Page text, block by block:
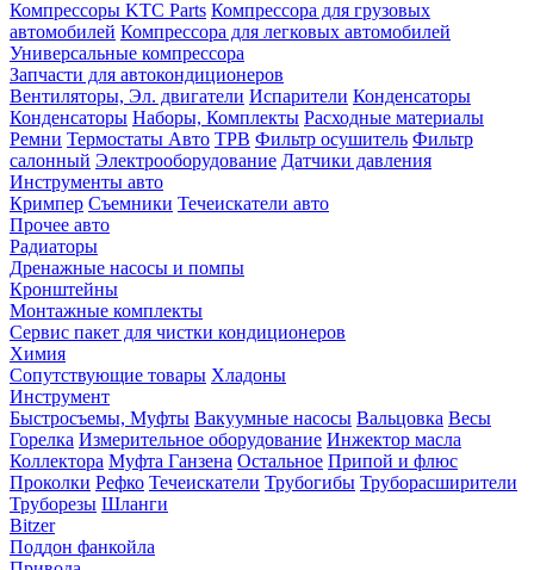
Компрессоры KTC Parts Компрессора для грузовых
автомобилей Компрессора для легковых автомобилей
Универсальные компрессора
Запчасти для автокондиционеров
Вентиляторы, Эл. двигатели Испарители Конденсаторы
Конденсаторы Наборы, Комплекты Расходные материалы
Ремни Термостаты Авто ТРВ Фильтр осушитель Фильтр
салонный Электрооборудование Датчики давления
Инструменты авто
Кримпер Съемники Течеискатели авто
Прочее авто
Радиаторы
Дренажные насосы и помпы
Кронштейны
Монтажные комплекты
Сервис пакет для чистки кондиционеров
Химия
Сопутствующие товары Хладоны
Инструмент
Быстросъемы, Муфты Вакуумные насосы Вальцовка Весы
Горелка Измерительное оборудование Инжектор масла
Коллектора Муфта Ганзена Остальное Припой и флюс
Проколки Рефко Течеискатели Трубогибы Труборасширители
Труборезы Шланги
Bitzer
Поддон фанкойла